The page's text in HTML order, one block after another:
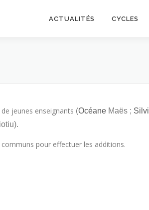
ACTUALITÉS CYCLES
jeunes enseignants (Océane Maës ; Silvi
pour effectuer les additions.